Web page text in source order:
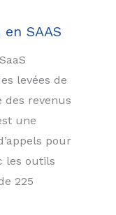
SAAS
levées de
des revenus
une
pour
les outils
225